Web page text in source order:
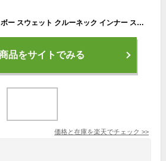
スノーボード スキー スノボー スウェット クルーネック インナー スノーボードウェア スキーウェア スノボウェア 撥水 撥水スエット 裏起毛 防寒 雪 アウトドア キャンプ 春スキー 春スノボー メンズ レディース PONS-135
品をサイトでみる
価格と在庫を楽天でチェック >>